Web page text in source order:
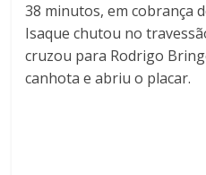
38 minutos, em cobrança
Isaque chutou no
cruzou para Rodrigo
canhota e abriu o placar.